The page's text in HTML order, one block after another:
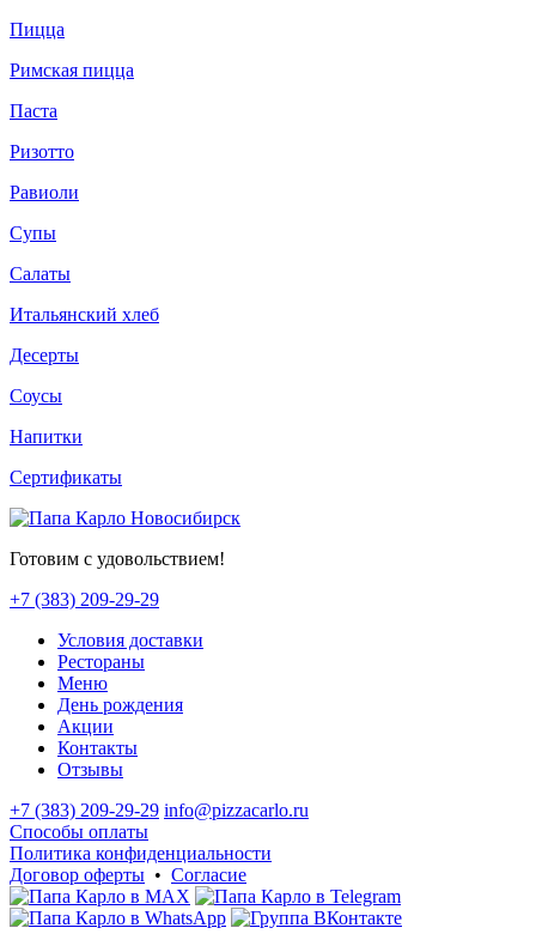
Пицца
Римская пицца
Паста
Ризотто
Равиоли
Супы
Салаты
Итальянский хлеб
Десерты
Соусы
Напитки
Сертификаты
Готовим с удовольствием!
+7 (383) 209-29-29
Условия доставки
Рестораны
Меню
День рождения
Акции
Контакты
Отзывы
+7 (383) 209-29-29 info@pizzacarlo.ru
Способы оплаты
Политика конфиденциальности
Договор оферты • Согласие